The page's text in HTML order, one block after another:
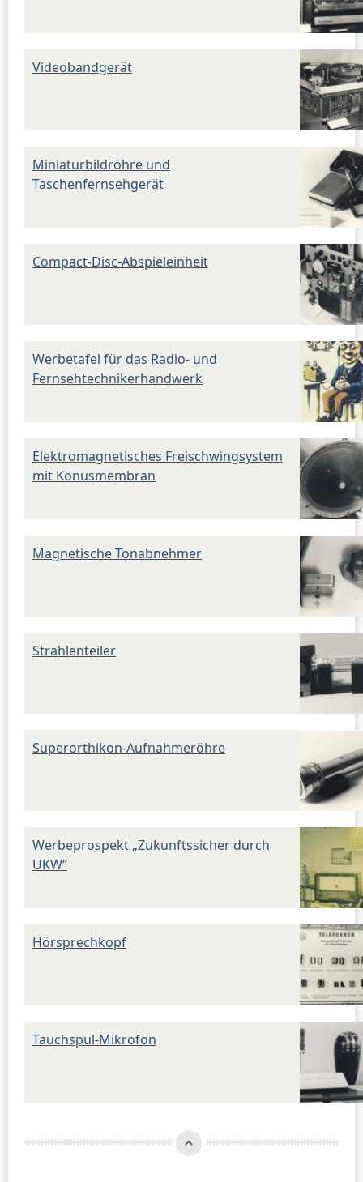
Videobandgerät
Miniaturbildröhre und
Taschenfernsehgerät
Compact-Disc-Abspieleinheit
Werbetafel für das Radio- und
Fernsehtechnikerhandwerk
Elektromagnetisches Freischwingsystem
mit Konusmembran
Magnetische Tonabnehmer
Strahlenteiler
Superorthikon-Aufnahmeröhre
Werbeprospekt „Zukunftssicher durch
UKW“
Hörsprechkopf
Tauchspul-Mikrofon